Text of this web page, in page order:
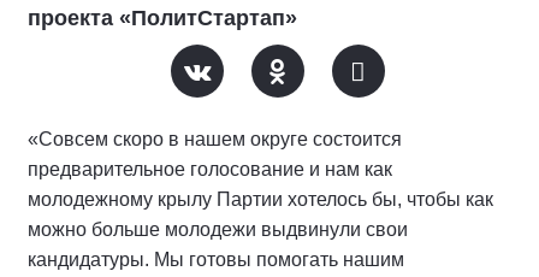
проекта «ПолитСтартап»
«Совсем скоро в нашем округе состоится
предварительное голосование и нам как
молодежному крылу Партии хотелось бы, чтобы как
можно больше молодежи выдвинули свои
кандидатуры. Мы готовы помогать нашим